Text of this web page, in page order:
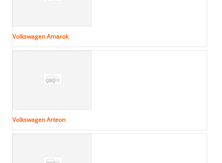
Volkswagen Amarok
Volkswagen Arteon